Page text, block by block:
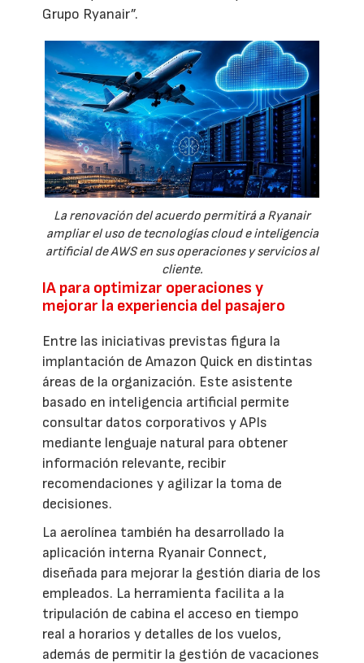
Grupo Ryanair”.
La renovación del acuerdo permitirá a Ryanair
ampliar el uso de tecnologías cloud e inteligencia
artificial de AWS en sus operaciones y servicios al
cliente.
IA para optimizar operaciones y
mejorar la experiencia del pasajero
Entre las iniciativas previstas figura la
implantación de Amazon Quick en distintas
áreas de la organización. Este asistente
basado en inteligencia artificial permite
consultar datos corporativos y APIs
mediante lenguaje natural para obtener
información relevante, recibir
recomendaciones y agilizar la toma de
decisiones.
La aerolínea también ha desarrollado la
aplicación interna Ryanair Connect,
diseñada para mejorar la gestión diaria de los
empleados. La herramienta facilita a la
tripulación de cabina el acceso en tiempo
real a horarios y detalles de los vuelos,
además de permitir la gestión de vacaciones